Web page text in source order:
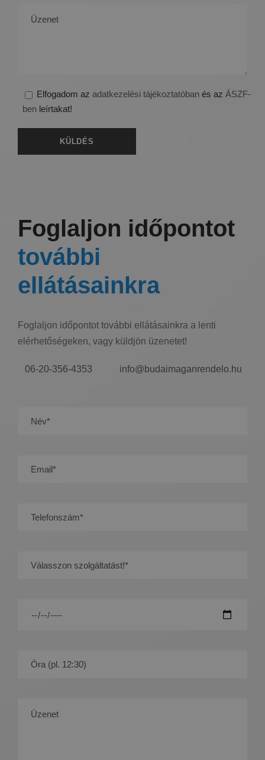
Elfogadom az adatkezelési tájékoztatóban és az ÁSZF-
ben leírtakat!
Foglaljon időpontot
további
ellátásainkra
Foglaljon időpontot további ellátásainkra a lenti
elérhetőségeken, vagy küldjön üzenetet!
06-20-356-4353 info@budaimaganrendelo.hu